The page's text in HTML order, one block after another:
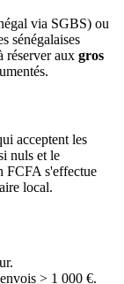
via SGBS) ou
sénégalaises
aux gros
acceptent les
nuls et le
FCFA s'effectue
local.
> 1 000 €.